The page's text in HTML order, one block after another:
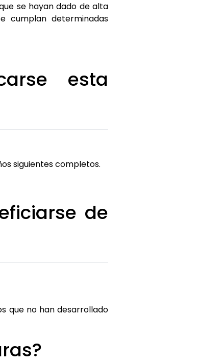
se hayan dado de alta
cumplan determinadas
esta
siguientes completos.
de
que no han desarrollado